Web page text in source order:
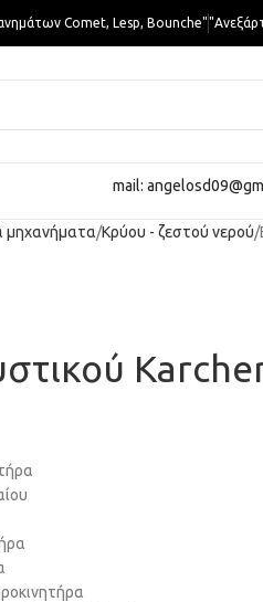
Comet, Lesp, Bounche"
mail:
μηχανήματα Κρύου - ζεστού νερού